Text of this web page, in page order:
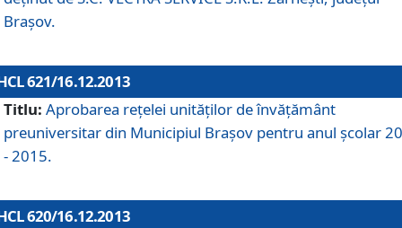
Braşov.
621/16.12.2013
Titlu: Aprobarea reţelei unităţilor de învăţământ
preuniversitar din Municipiul Braşov pentru anul şcolar
- 2015.
620/16.12.2013